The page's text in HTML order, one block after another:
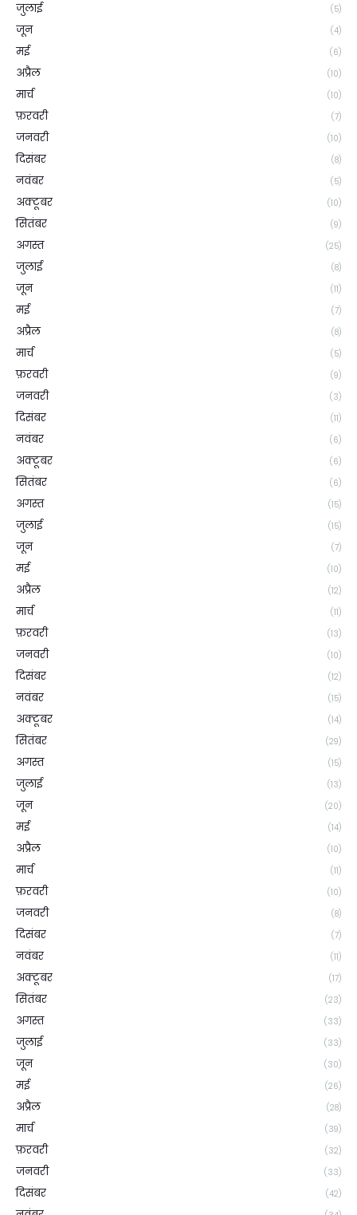
जुलाई (5)
जून (4)
मई (6)
अप्रैल (10)
मार्च (10)
फ़रवरी (7)
जनवरी (10)
दिसंबर (8)
नवंबर (5)
अक्टूबर (10)
सितंबर (9)
अगस्त (25)
जुलाई (8)
जून (11)
मई (7)
अप्रैल (8)
मार्च (5)
फ़रवरी (9)
जनवरी (3)
दिसंबर (11)
नवंबर (6)
अक्टूबर (6)
सितंबर (6)
अगस्त (15)
जुलाई (15)
जून (7)
मई (10)
अप्रैल (12)
मार्च (11)
फ़रवरी (13)
जनवरी (10)
दिसंबर (12)
नवंबर (15)
अक्टूबर (14)
सितंबर (29)
अगस्त (15)
जुलाई (13)
जून (20)
मई (14)
अप्रैल (10)
मार्च (11)
फ़रवरी (10)
जनवरी (8)
दिसंबर (7)
नवंबर (11)
अक्टूबर (17)
सितंबर (23)
अगस्त (33)
जुलाई (33)
जून (30)
मई (26)
अप्रैल (28)
मार्च (39)
फ़रवरी (32)
जनवरी (33)
दिसंबर (42)